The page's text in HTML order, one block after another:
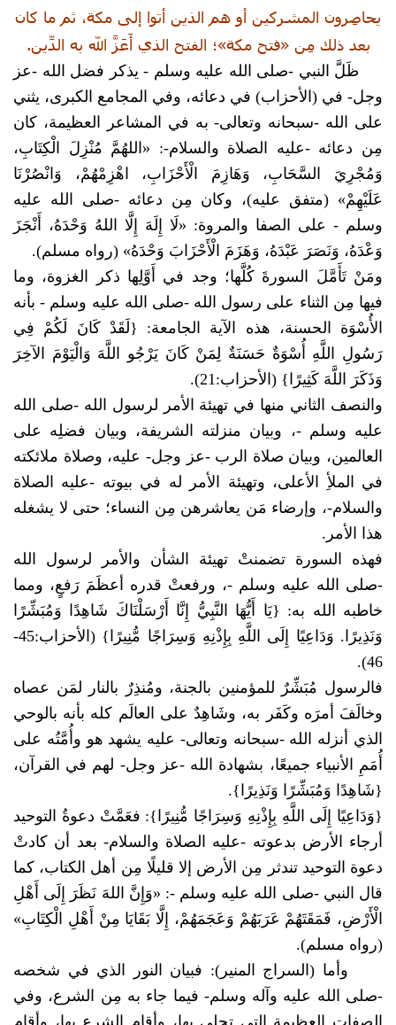
يحاصِرون المشركين أو هم الذين أتوا إلى مكة، ثم ما كان
بعد ذلك مِن «فتح مكة»؛ الفتح الذي أَعَزَّ الله به الدِّين.
ظَلَّ النبي -صلى الله عليه وسلم - يذكر فضل الله -عز
وجل- في (الأحزاب) في دعائه، وفي المجامع الكبرى، يثني
على الله -سبحانه وتعالى- به في المشاعر العظيمة، كان
مِن دعائه -عليه الصلاة والسلام-: «اللهُمَّ مُنْزِلَ الْكِتَابِ،
وَمُجْرِيَ السَّحَابِ، وَهَازِمَ الْأَحْزَابِ، اهْزِمْهُمْ، وَانْصُرْنَا
عَلَيْهِمْ» (متفق عليه)، وكان مِن دعائه -صلى الله عليه
وسلم - على الصفا والمروة: «لَا إِلَهَ إِلَّا اللهُ وَحْدَهُ، أَنْجَزَ
وَعْدَهُ، وَنَصَرَ عَبْدَهُ، وَهَزَمَ الْأَحْزَابَ وَحْدَهُ» (رواه مسلم).
ومَنْ تَأَمَّلَ السورةَ كُلَّها؛ وجد في أَوَّلِها ذكر الغزوة، وما
فيها مِن الثناء على رسول الله -صلى الله عليه وسلم - بأنه
الأُسْوَة الحسنة، هذه الآية الجامعة: {لَقَدْ كَانَ لَكُمْ فِي
رَسُولِ اللَّهِ أُسْوَةٌ حَسَنَةٌ لِمَنْ كَانَ يَرْجُو اللَّهَ وَالْيَوْمَ الآخِرَ
وَذَكَرَ اللَّهَ كَثِيرًا} (الأحزاب:21).
والنصف الثاني منها في تهيئة الأمر لرسول الله -صلى الله
عليه وسلم-، وبيان منزلته الشريفة، وبيان فضلِه على
العالمين، وبيان صلاة الرب -عز وجل- عليه، وصلاة ملائكته
في الملأِ الأعلى، وتهيئة الأمر له في بيوته -عليه الصلاة
والسلام-، وإرضاء مَن يعاشرهن مِن النساء؛ حتى لا يشغله
هذا الأمر.
فهذه السورة تضمنتْ تهيئة الشأن والأمر لرسول الله
-صلى الله عليه وسلم -، ورفعتْ قدره أعظَمَ رَفعٍ، ومما
خاطبه الله به: {يَا أَيُّهَا النَّبِيُّ إِنَّا أَرْسَلْنَاكَ شَاهِدًا وَمُبَشِّرًا
وَنَذِيرًا. وَدَاعِيًا إِلَى اللَّهِ بِإِذْنِهِ وَسِرَاجًا مُّنِيرًا} (الأحزاب:45-
46).
فالرسول مُبَشِّرٌ للمؤمنين بالجنة، ومُنذِرٌ بالنار لمَن عصاه
وخالَفَ أمرَه وكَفَر به، وشَاهِدٌ على العالَم كله بأنه بالوحي
الذي أنزله الله -سبحانه وتعالى- عليه يشهد هو وأُمَّتُه على
أُمَمِ الأنبياء جميعًا، بشهادة الله -عز وجل- لهم في القرآن،
{شَاهِدًا وَمُبَشِّرًا وَنَذِيرًا}.
{وَدَاعِيًا إِلَى اللَّهِ بِإِذْنِهِ وَسِرَاجًا مُّنِيرًا}: فعَمَّتْ دعوةُ التوحيد
أرجاء الأرض بدعوته -عليه الصلاة والسلام- بعد أن كادتْ
دعوة التوحيد تندثر مِن الأرض إلا قليلًا مِن أهل الكتاب، كما
قال النبي -صلى الله عليه وسلم-: «وَإِنَّ اللهَ نَظَرَ إِلَى أَهْلِ
الْأَرْضِ، فَمَقَتَهُمْ عَرَبَهُمْ وَعَجَمَهُمْ، إِلَّا بَقَايَا مِنْ أَهْلِ الْكِتَابِ»
(رواه مسلم).
وأما (السراج المنير): فبيان النور الذي في شخصه
-صلى الله عليه وآله وسلم- فيما جاء به مِن الشرع، وفي
الصفات العظيمة التي تحلى بها، وأقام الشرع بها، وأقام